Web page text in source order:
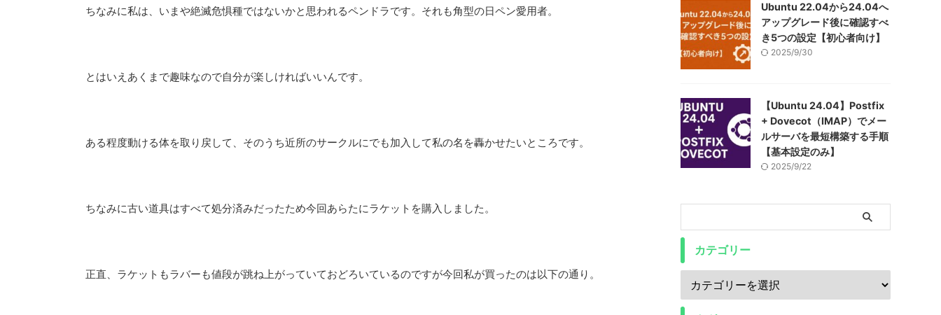
ちなみに私は、いまや絶滅危惧種ではないかと思われるペンドラです。それも角型の日ペン愛用者。
とはいえあくまで趣味なので自分が楽しければいいんです。
ある程度動ける体を取り戻して、そのうち近所のサークルにでも加入して私の名を轟かせたいところです。
ちなみに古い道具はすべて処分済みだったため今回あらたにラケットを購入しました。
正直、ラケットもラバーも値段が跳ね上がっていておどろいているのですが今回私が買ったのは以下の通り。
Ubuntu 22.04から24.04へ
アップグレード後に確認すべ
き5つの設定【初心者向け】
2025/9/30
【Ubuntu 24.04】Postfix
+ Dovecot（IMAP）でメー
ルサーバを最短構築する手順
【基本設定のみ】
2025/9/22
カテゴリー